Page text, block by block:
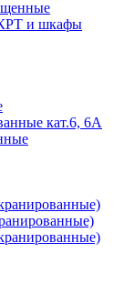
КРТ и шкафы
кат.6, 6А